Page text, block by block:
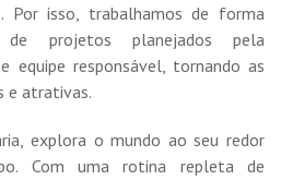
Por isso, trabalhamos de forma
de projetos planejados pela
equipe responsável, tornando as
e atrativas.
explora o mundo ao seu redor
Com uma rotina repleta de